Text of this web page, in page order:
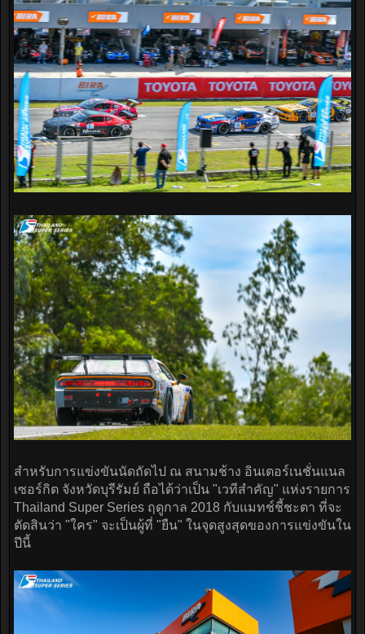
สำหรับการแข่งขันนัดถัดไป ณ สนามช้าง อินเตอร์เนชั่นแนล
เซอร์กิต จังหวัดบุรีรัมย์ ถือได้ว่าเป็น "เวทีสำคัญ" แห่งรายการ
Thailand Super Series ฤดูกาล 2018 กับแมทช์ชี้ชะตา ที่จะ
ตัดสินว่า "ใคร" จะเป็นผู้ที่ "ยืน" ในจุดสูงสุดของการแข่งขันใน
ปีนี้